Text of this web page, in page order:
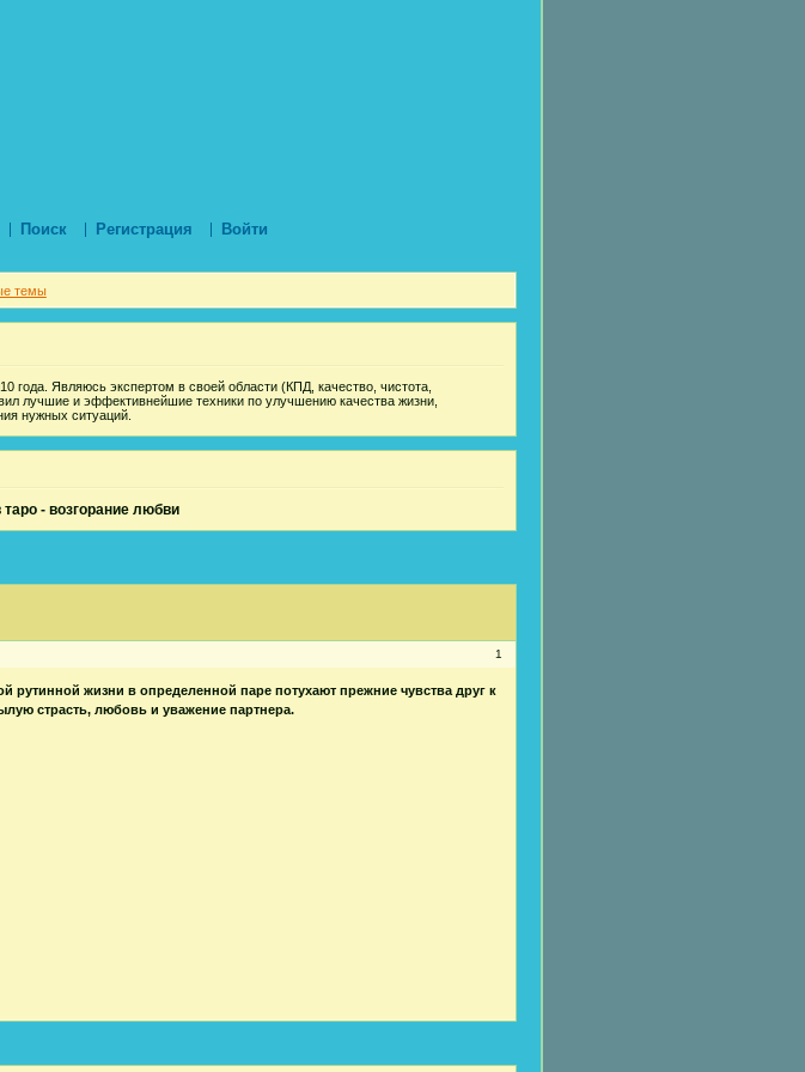
Поиск Регистрация Войти
темы
года. Являюсь экспертом в своей области (КПД, качество, чистота,
лучшие и эффективнейшие техники по улучшению качества жизни,
нужных ситуаций.
- возгорание любви
1
рутинной жизни в определенной паре потухают прежние чувства друг к
страсть, любовь и уважение партнера.